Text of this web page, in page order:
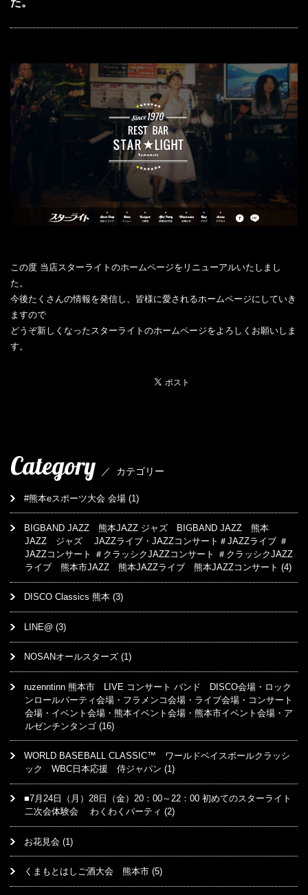
この度 当店スターライトのホームページをリニューアルいたしまし
た。
今後たくさんの情報を発信し、皆様に愛されるホームページにしていき
ますので
どうぞ新しくなったスターライトのホームページをよろしくお願いしま
す。
Category ／ カテゴリー
#熊本eスポーツ大会 会場 (1)
BIGBAND JAZZ 熊本JAZZ ジャズ BIGBAND JAZZ 熊本
JAZZ ジャズ JAZZライブ・JAZZコンサート＃JAZZライブ ＃
JAZZコンサート ＃クラッシクJAZZコンサート ＃クラッシクJAZZ
ライブ 熊本市JAZZ 熊本JAZZライブ 熊本JAZZコンサート (4)
DISCO Classics 熊本 (3)
LINE@ (3)
NOSANオールスターズ (1)
ruzenntinn 熊本市 LIVE コンサート バンド DISCO会場・ロック
ンロールパーティ会場・フラメンコ会場・ライブ会場・コンサート
会場・イベント会場・熊本イベント会場・熊本市イベント会場・ア
ルゼンチンタンゴ (16)
WORLD BASEBALL CLASSIC™ ワールドベイスボールクラッシ
ック WBC日本応援 侍ジャパン (1)
■7月24日（月）28日（金）20：00～22：00 初めてのスターライト
二次会体験会 わくわくパーティ (2)
お花見会 (1)
くまもとはしご酒大会 熊本市 (5)